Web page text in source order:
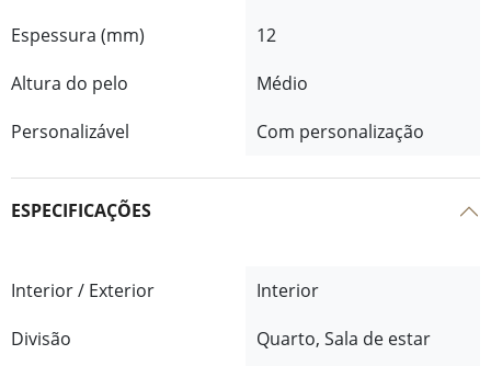
Espessura (mm)
12
Altura do pelo
Médio
Personalizável
Com personalização
ESPECIFICAÇÕES
Interior / Exterior
Interior
Divisão
Quarto, Sala de estar